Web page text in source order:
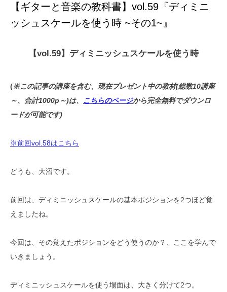
【ギターと音楽の教科書】vol.59『ディミニ
ッシュスケールを使う時 ~その1~』
【vol.59】ディミニッシュスケールを使う時
(※この記事の講座を含む、現在プレゼント中の教材(総数10講座
～、合計1000p～)は、
こちらのページから完全無料でダウンロ
ードが可能です)
※前回vol.58はこちら
どうも、大沼です。
前回は、ディミニッシュスケールの基本ポジションを2つほど覚
えましたね。
今回は、その覚えたポジションをどう使うのか？、ここを学んで
いきましょう。
ディミニッシュスケールを使う場面は、大きく分けて2つ。
無料教材DL
お問い合わせ